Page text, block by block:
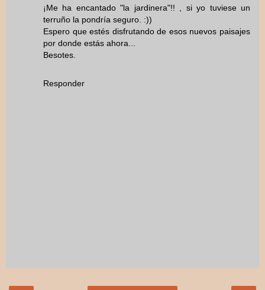
¡Me ha encantado "la jardinera"!! , si yo tuviese un
terruño la pondría seguro. :))
Espero que estés disfrutando de esos nuevos paisajes
por donde estás ahora...
Besotes.
Responder